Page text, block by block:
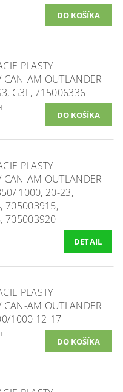
PLASTY
CAN-AM OUTLANDER
G3L, 715006336
PLASTY
CAN-AM OUTLANDER
1000, 20-23,
705003915,
705003920
DETAIL
PLASTY
CAN-AM OUTLANDER
1000 12-17